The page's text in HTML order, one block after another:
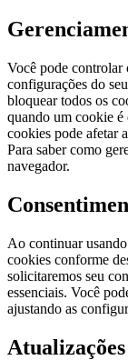
Você pode controlar
configurações do
bloquear todos os
quando um cookie é
cookies pode afetar
Para saber como
navegador.
Ao continuar
cookies conforme
solicitaremos seu
essenciais. Você
ajustando as